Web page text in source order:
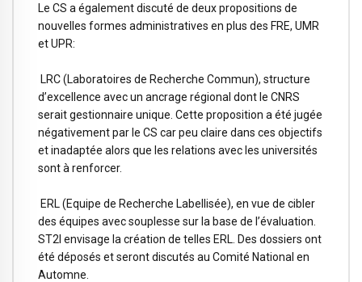
Le CS a également discuté de deux propositions de
nouvelles formes administratives en plus des FRE, UMR
et UPR:
LRC (Laboratoires de Recherche Commun), structure
d’excellence avec un ancrage régional dont le CNRS
serait gestionnaire unique. Cette proposition a été jugée
négativement par le CS car peu claire dans ces objectifs
et inadaptée alors que les relations avec les universités
sont à renforcer.
ERL (Equipe de Recherche Labellisée), en vue de cibler
des équipes avec souplesse sur la base de l’évaluation.
ST2I envisage la création de telles ERL. Des dossiers ont
été déposés et seront discutés au Comité National en
Automne.